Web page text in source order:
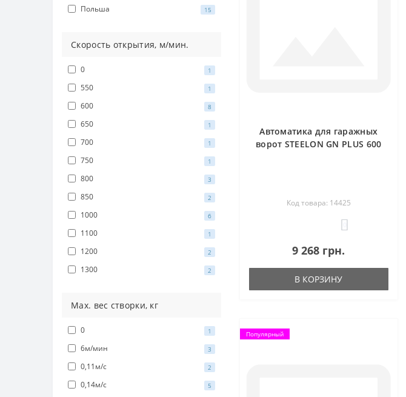
Польша 15
Скорость открытия, м/мин.
0 1
550 1
600 8
650 1
700 1
750 1
800 3
850 2
1000 6
1100 1
1200 2
1300 2
Мах. вес створки, кг
0 1
6м/мин 3
0,11м/с 2
0,14м/с 5
Автоматика для гаражных
ворот STEELON GN PLUS 600
Код товара: 14425
9 268 грн.
В КОРЗИНУ
Популярный